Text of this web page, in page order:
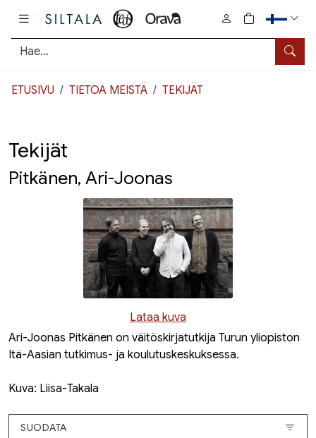
Hae
0
tuotetta
ETUSIVU TIETOA MEISTÄ TEKIJÄT
Tekijät
Pitkänen, Ari-Joonas
Lataa kuva
Ari-Joonas Pitkänen on väitöskirjatutkija Turun yliopiston
Itä-Aasian tutkimus- ja koulutuskeskuksessa.
Kuva: Liisa-Takala
SUODATA